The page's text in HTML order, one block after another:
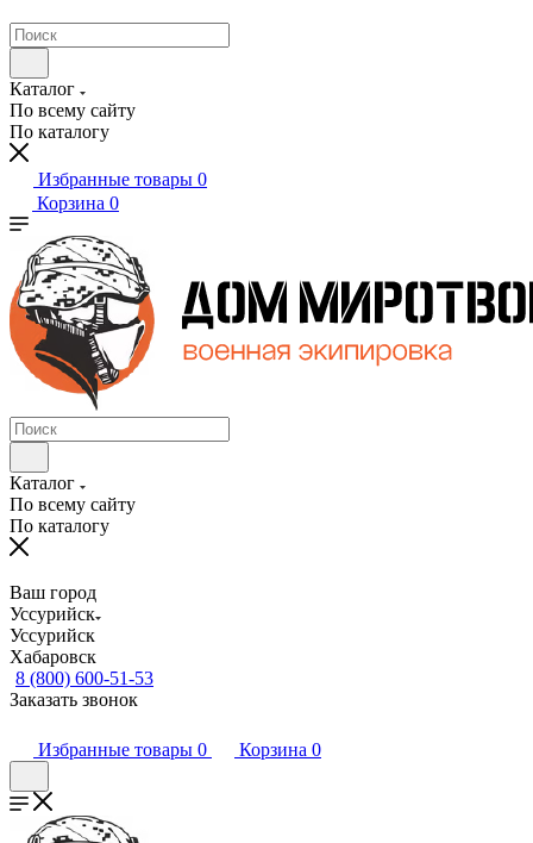
Каталог
По всему сайту
По каталогу
Избранные товары 0
Корзина 0
Каталог
По всему сайту
По каталогу
Ваш город
Уссурийск
Уссурийск
Хабаровск
8 (800) 600-51-53
Заказать звонок
Избранные товары 0 Корзина 0